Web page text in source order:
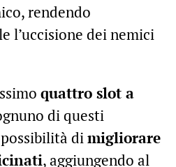
rendendo
l’uccisione dei nemici
quattro slot a
di questi
dimigliorare
, aggiungendo al